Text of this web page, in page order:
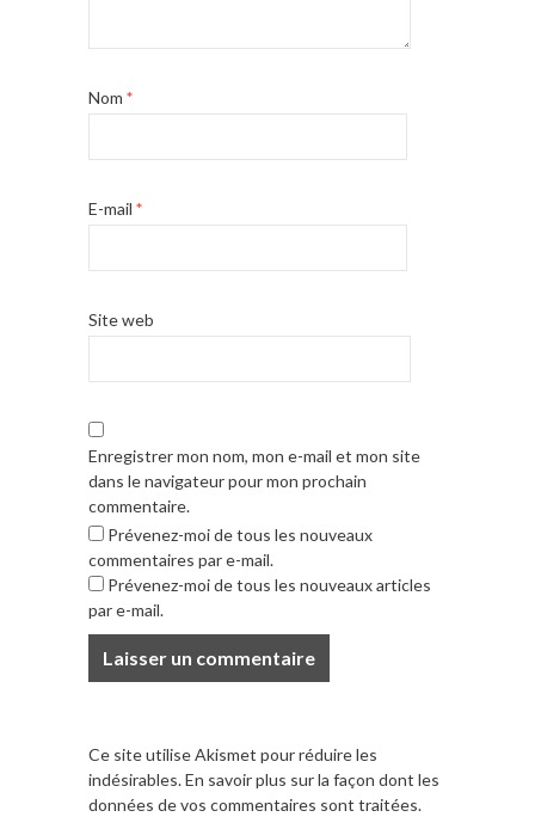
Nom *
E-mail *
Site web
Enregistrer mon nom, mon e-mail et mon site
dans le navigateur pour mon prochain
commentaire.
Prévenez-moi de tous les nouveaux
commentaires par e-mail.
Prévenez-moi de tous les nouveaux articles
par e-mail.
Ce site utilise Akismet pour réduire les
indésirables.En savoir plus sur la façon dont les
données de vos commentaires sont traitées.